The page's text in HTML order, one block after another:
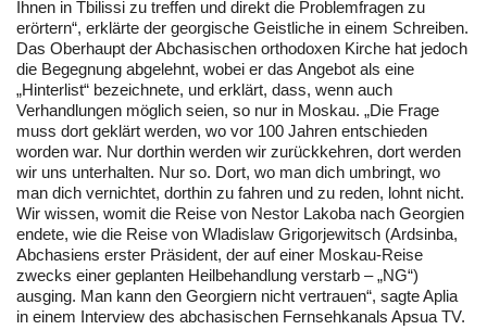
Ihnen in Tbilissi zu treffen und direkt die Problemfragen zu
erörtern“, erklärte der georgische Geistliche in einem Schreiben.
Das Oberhaupt der Abchasischen orthodoxen Kirche hat jedoch
die Begegnung abgelehnt, wobei er das Angebot als eine
„Hinterlist“ bezeichnete, und erklärt, dass, wenn auch
Verhandlungen möglich seien, so nur in Moskau. „Die Frage
muss dort geklärt werden, wo vor 100 Jahren entschieden
worden war. Nur dorthin werden wir zurückkehren, dort werden
wir uns unterhalten. Nur so. Dort, wo man dich umbringt, wo
man dich vernichtet, dorthin zu fahren und zu reden, lohnt nicht.
Wir wissen, womit die Reise von Nestor Lakoba nach Georgien
endete, wie die Reise von Wladislaw Grigorjewitsch (Ardsinba,
Abchasiens erster Präsident, der auf einer Moskau-Reise
zwecks einer geplanten Heilbehandlung verstarb – „NG“)
ausging. Man kann den Georgiern nicht vertrauen“, sagte Aplia
in einem Interview des abchasischen Fernsehkanals Apsua TV.